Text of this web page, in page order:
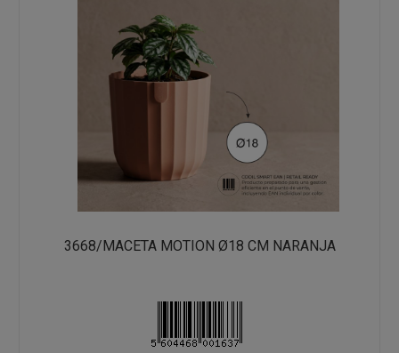
3668/MACETA MOTION Ø18 CM NARANJA